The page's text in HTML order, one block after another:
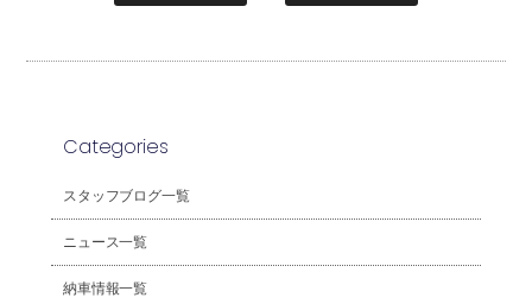
Categories
スタッフブログ一覧
ニュース一覧
納車情報一覧